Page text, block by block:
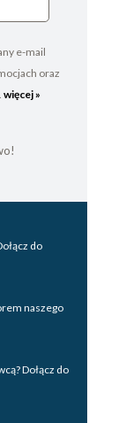
e-mail
oraz
więcej »
do
naszego
Dołącz do